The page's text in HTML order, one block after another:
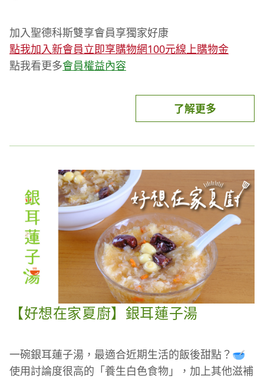
加入聖德科斯雙享會員享獨家好康
點我加入新會員立即享購物網100元線上購物金
點我看更多會員權益內容
了解更多
【好想在家夏廚】銀耳蓮子湯
一碗銀耳蓮子湯，最適合近期生活的飯後甜點？🥣
使用討論度很高的「養生白色食物」，加上其他滋補